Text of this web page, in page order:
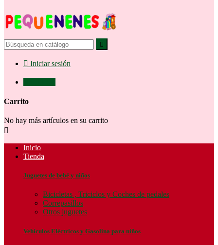

 Iniciar sesión
Carrito
No hay más artículos en su carrito

Inicio
Tienda
Juguetes de bebé y niños
Bicicletas , Triciclos y Coches de pedales
Correpasillos
Otros juguetes
Vehículos Eléctricos y Gasolina para niños